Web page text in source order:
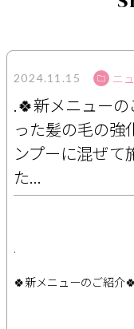
プライバシーポリシー
お問い合わせ
掲載店様
掲載のご案内
掲載店様ログイン
2024.11.15 ニ
.🍀新メニュー
った髪の毛の強
ンプーに混ぜて
た...
.
🍀新メニューのご紹介🍀